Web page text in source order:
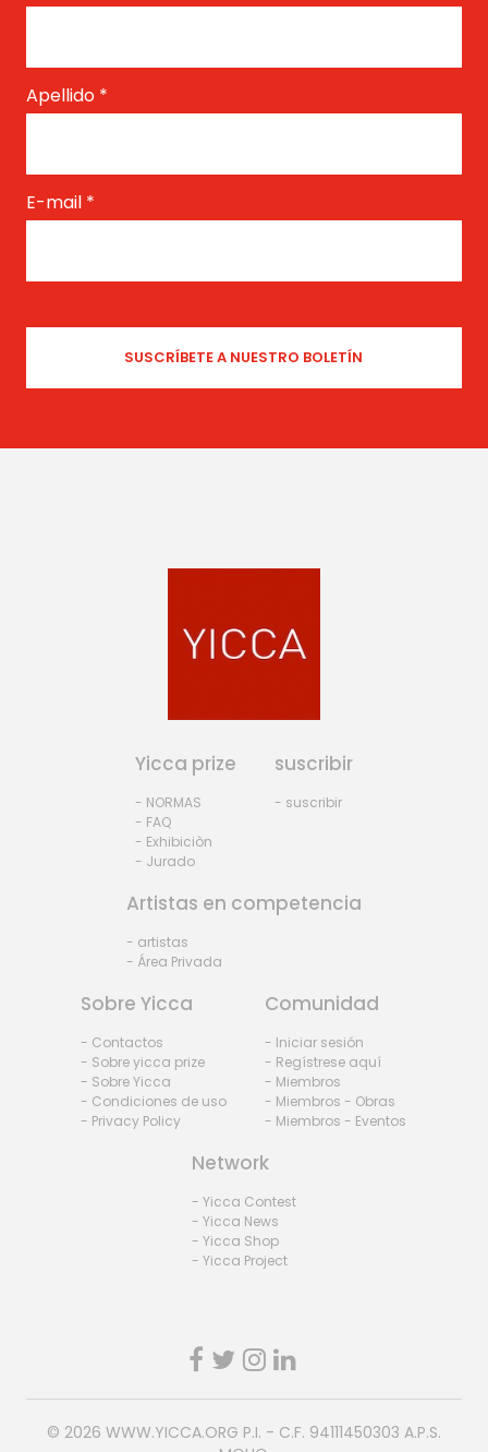
Apellido *
E-mail *
Yicca prize
- NORMAS
- FAQ
- Exhibiciòn
- Jurado
suscribir
- suscribir
Artistas en competencia
- artistas
- Área Privada
Sobre Yicca
- Contactos
- Sobre yicca prize
- Sobre Yicca
- Condiciones de uso
- Privacy Policy
Comunidad
- Iniciar sesión
- Regístrese aquí
- Miembros
- Miembros - Obras
- Miembros - Eventos
Network
- Yicca Contest
- Yicca News
- Yicca Shop
- Yicca Project
© 2026 WWW.YICCA.ORG P.I. - C.F. 94111450303 A.P.S.